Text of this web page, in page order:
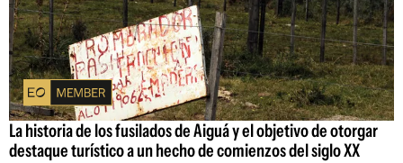
La historia de los fusilados de Aiguá y el objetivo de otorgar
destaque turístico a un hecho de comienzos del siglo XX